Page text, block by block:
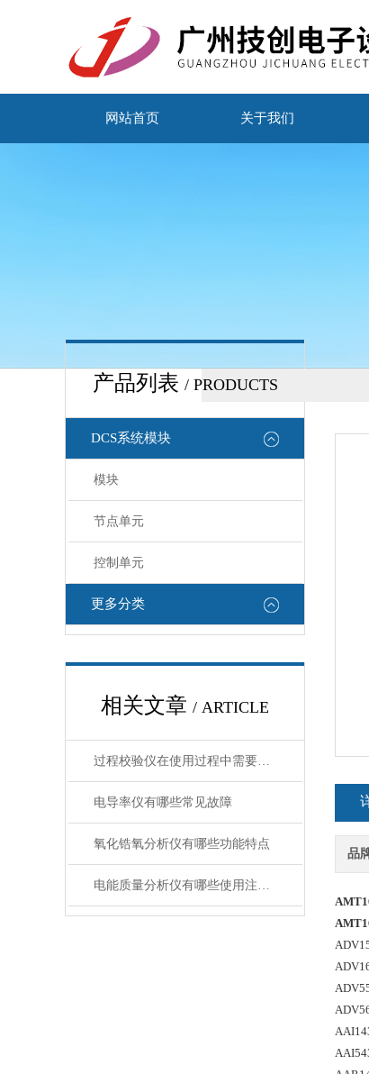
网站首页 关于我们
产品列表 / PRODUCTS
DCS系统模块
模块
节点单元
控制单元
更多分类
相关文章 / ARTICLE
过程校验仪在使用过程中需要注意哪些安全问题
电导率仪有哪些常见故障
氧化锆氧分析仪有哪些功能特点
电能质量分析仪有哪些使用注意事项
品